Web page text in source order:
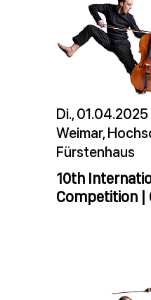
Di.,
Weimar,
Fürstenhaus
10th
Competition |